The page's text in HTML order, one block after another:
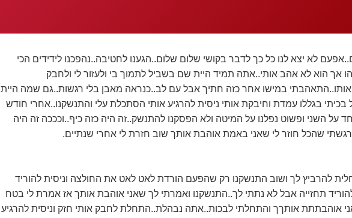
לא יצא לנו כל כך לדבר בקושי שלום שלום..הגענו לחטיבה..נהפכנו לידידים הכי
אך הוא לא אהב אותי..אתה תמיד היית שם בשביל לתמוך בי ולעזור לי ולחבק
במישו אחר כזה חתיך אבל עם לב..כנראה מאבן בלי רגשות..גם שמה היית
בגללו עמדת וחיבקת אותי ניסית להרגיע אותי הסתכלת עלי והתנשקנו..אחרי חודש
על השני ופשוט נפלנו על המיטה ולא הפסקנו להתנשק..זה היה כזה כיף..וכככה זה היה
שהכל חוזר לי שאני באמת אוהבת אותך שוב חזרת לי אחרי שנתיים.
להרביץ לך ושוב התנשקנו רק שהפעם הורדת לאט לאט את החולצה וניסית להוריד
תחזייה אבל לא נתתי לך..התנשקנו ואמרתי לך שאני אוהבת אותך אז אמרת לי בטח
אוהבתתת אותךך והתחלתי לבכות..אתה נבהלת..התחלת לחבק אותי חזק וניסית להרגיע